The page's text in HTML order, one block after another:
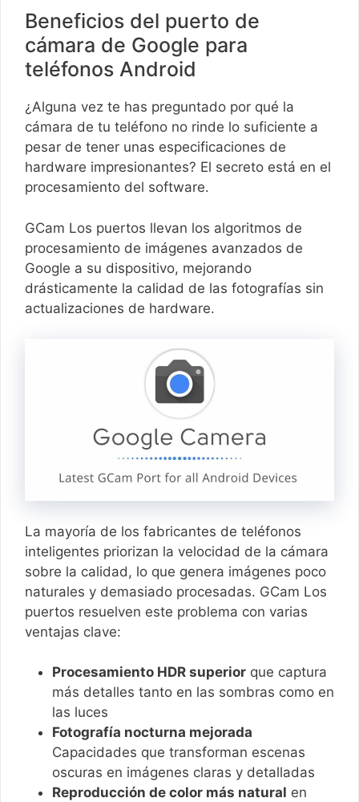
Beneficios del puerto de
cámara de Google para
teléfonos Android
¿Alguna vez te has preguntado por qué la
cámara de tu teléfono no rinde lo suficiente a
pesar de tener unas especificaciones de
hardware impresionantes? El secreto está en el
procesamiento del software.
GCam Los puertos llevan los algoritmos de
procesamiento de imágenes avanzados de
Google a su dispositivo, mejorando
drásticamente la calidad de las fotografías sin
actualizaciones de hardware.
La mayoría de los fabricantes de teléfonos
inteligentes priorizan la velocidad de la cámara
sobre la calidad, lo que genera imágenes poco
naturales y demasiado procesadas. GCam Los
puertos resuelven este problema con varias
ventajas clave:
Procesamiento HDR superior que captura
más detalles tanto en las sombras como en
las luces
Fotografía nocturna mejorada
Capacidades que transforman escenas
oscuras en imágenes claras y detalladas
Reproducción de color más natural en